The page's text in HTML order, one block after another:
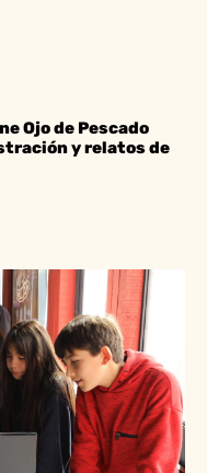
Ojo de Pescado
y relatos de